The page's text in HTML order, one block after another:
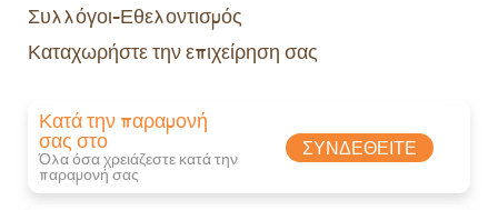
Συλλόγοι-Εθελοντισμός
Καταχωρήστε την επιχείρηση σας
Κατά την παραμονή
σας στο
Όλα όσα χρειάζεστε κατά την
παραμονή σας​
ΣΥΝΔΕΘΕΊΤΕ